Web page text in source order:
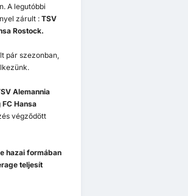
A legutóbbi
zárult : TSV
Rostock.
pár szezonban,
Alemannia
FC Hansa
végződött
hazai formában
teljesít